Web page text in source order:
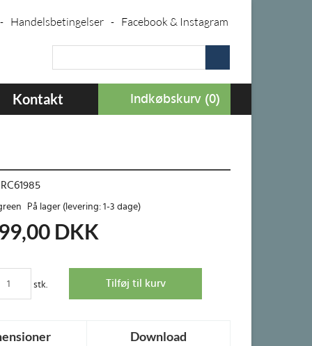
- Handelsbetingelser - Facebook & Instagram
Kontakt Indkøbskurv (0)
På lager (levering: 1-3 dage)
DKK
stk.
Download